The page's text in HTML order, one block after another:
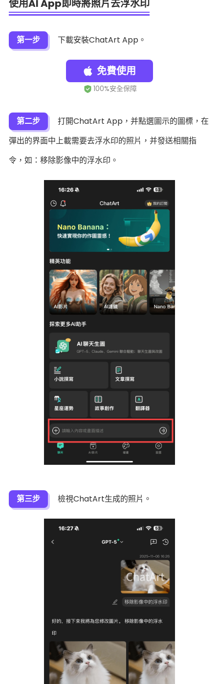
使用AI App即時將照片去浮水印
第一步 下載安裝ChatArt App。
免費使用
第二步
打開ChatArt App，并點選圖示的圖標，在
彈出的界面中上載需要去浮水印的照片，并發送相關指
令，如：移除影像中的浮水印。
第三步 檢視ChatArt生成的照片。